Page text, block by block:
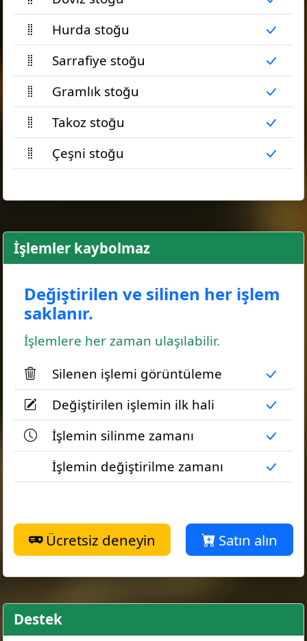
Hurda stoğu
Sarrafiye stoğu
Gramlık stoğu
Takoz stoğu
Çeşni stoğu
İşlemler kaybolmaz
Değiştirilen ve silinen her işlem
saklanır.
İşlemlere her zaman ulaşılabilir.
Silenen işlemi görüntüleme
Değiştirilen işlemin ilk hali
İşlemin silinme zamanı
İşlemin değiştirilme zamanı
Ücretsiz deneyin Satın alın
Destek